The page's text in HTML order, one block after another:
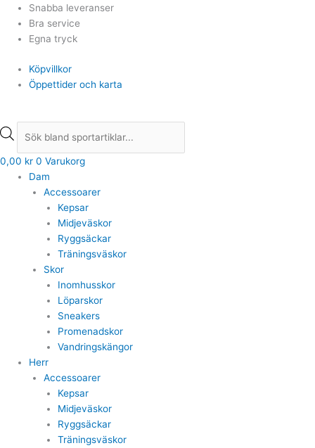
Hoppa
innehåll
Snabba leveranser
Bra service
Egna tryck
Köpvillkor
Öppettider och karta
Products
search
0,00 kr 0 Varukorg
Dam
Accessoarer
Kepsar
Midjeväskor
Ryggsäckar
Träningsväskor
Skor
Inomhusskor
Löparskor
Sneakers
Promenadskor
Vandringskängor
Herr
Accessoarer
Kepsar
Midjeväskor
Ryggsäckar
Träningsväskor
Products
search